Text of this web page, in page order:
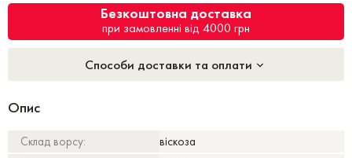
Безкоштовна доставка
при замовленні від 4000 грн
Способи доставки та оплати
Опис
Склад ворсу:
віскоза